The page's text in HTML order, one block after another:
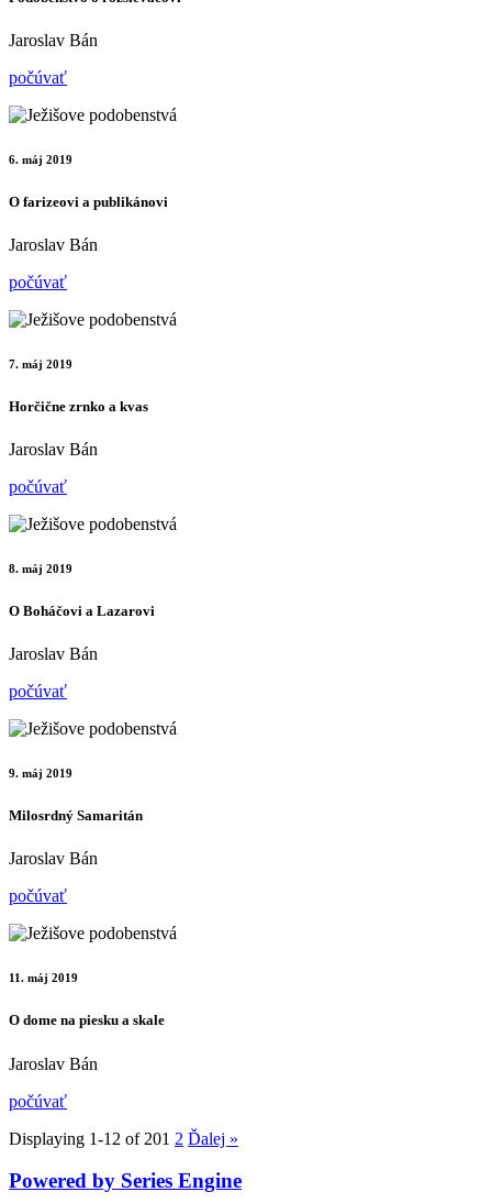
Jaroslav Bán
počúvať
6. máj 2019
O farizeovi a publikánovi
Jaroslav Bán
počúvať
7. máj 2019
Horčične zrnko a kvas
Jaroslav Bán
počúvať
8. máj 2019
O Boháčovi a Lazarovi
Jaroslav Bán
počúvať
9. máj 2019
Milosrdný Samaritán
Jaroslav Bán
počúvať
11. máj 2019
O dome na piesku a skale
Jaroslav Bán
počúvať
Displaying 1-12 of 201 2 Ďalej »
Powered by Series Engine